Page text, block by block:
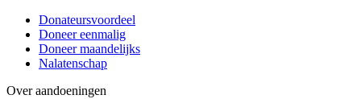
Donateursvoordeel
Doneer eenmalig
Doneer maandelijks
Nalatenschap
Over aandoeningen